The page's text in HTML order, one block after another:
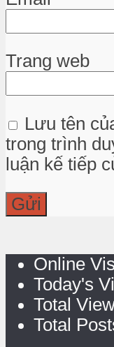
Trang web
Lưu tên
trong trình
luận kế tiếp
Online
Today's
Total
Total